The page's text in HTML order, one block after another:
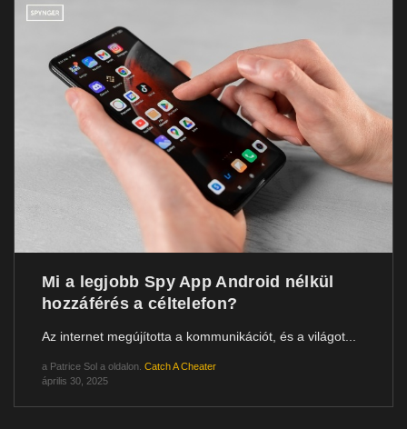
Mi a legjobb Spy App Android nélkül
hozzáférés a céltelefon?
Az internet megújította a kommunikációt, és a világot...
a Patrice Sol a oldalon. Catch A Cheater
április 30, 2025